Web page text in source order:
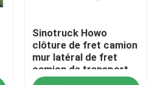
Sinotruck Howo
clôture de fret camion
mur latéral de fret
camion de transport
camion 6X4 lourd